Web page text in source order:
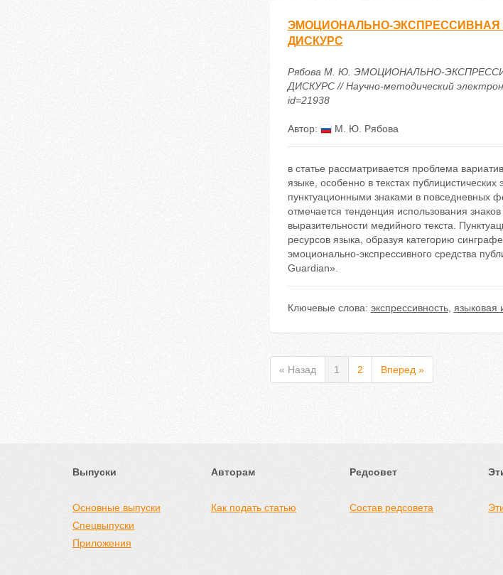
ЭМОЦИОНАЛЬНО-ЭКСПРЕССИВНАЯ
ДИСКУРС
Рябова М. Ю. ЭМОЦИОНАЛЬНО-
ДИСКУРС // Научно-методический
id=21938
Автор: М. Ю. Рябова
в статье рассматривается проблема
языке, особенно в текстах
пунктуационными знаками в повседневных
отмечается тенденция использования
выразительности медийного текста.
ресурсов языка, образуя категорию
эмоционально-экспрессивного средства
Guardian».
Ключевые слова: экспрессивность, языковая
« Назад 1 2 Вперед »
Выпуски
Основные выпуски
Спецвыпуски
Приложения
Авторам
Как подать статью
Редсовет
Состав редсовета